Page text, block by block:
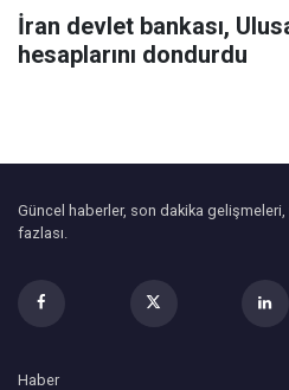
İran devlet bankası,
hesaplarını dondurdu
Güncel haberler, son dakika
fazlası.
Haber